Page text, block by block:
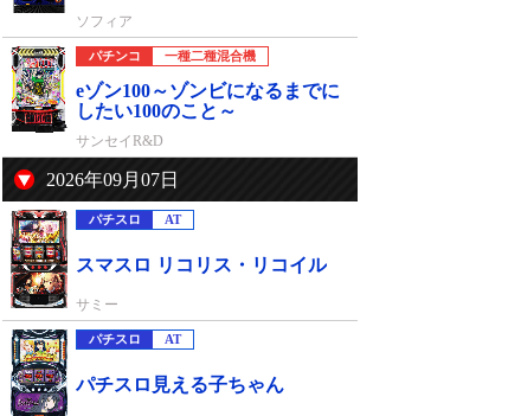
ソフィア
パチンコ 一種二種混合機
eゾン100～ゾンビになるまでに
したい100のこと～
サンセイR&D
2026年09月07日
パチスロ AT
スマスロ リコリス・リコイル
サミー
パチスロ AT
パチスロ見える子ちゃん